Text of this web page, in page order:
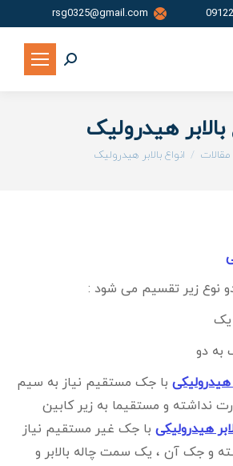
rsg0325@gmail.com
جستجو:
بالابر هیدرولیک
هستید:مقالات انواع بالابر هیدرولیک
نوع زیر تقسیم می شود :
هیدرولیکی با جک مستقیم نیاز به سیم
نداشته و مستقیما به زیر کابین
هیدرولیکی با جک غیر مستقیم نیاز
و جک آن ، یک سمت چاله بالابر و